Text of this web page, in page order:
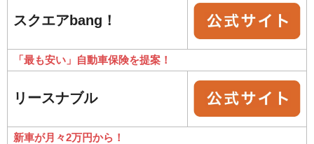
スクエアbang！
「最も安い」自動車保険を提案！
リースナブル
新車が月々2万円から！